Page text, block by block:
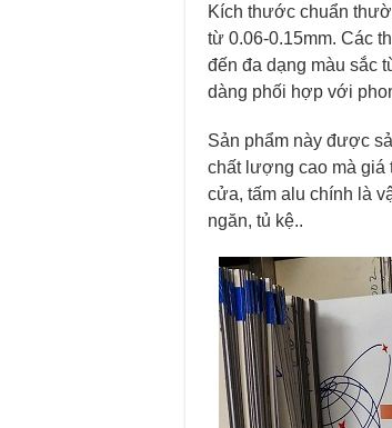
Kích thước chuẩn
từ 0.06-0.15mm. Các
đến đa dạng màu sắc
dàng phối hợp với
Sản phẩm này được
chất lượng cao mà giá
cửa, tấm alu chính là
ngăn, tủ kệ..